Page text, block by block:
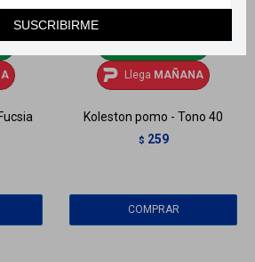
SUSCRIBIRME
Llega MAÑANA
Koleston pomo - Tono 40
$ 259